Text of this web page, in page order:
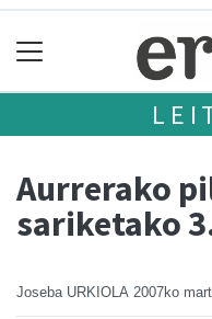
Aurrerako
sariketako
Joseba URKIOLA 2007ko